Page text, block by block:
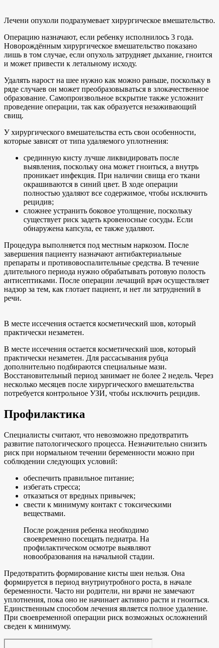
Лечени опухоли подразумевает хирургическое вмешательство.
Операцию назначают, если ребенку исполнилось 3 года.
Новорождённым хирургическое вмешательство показано
лишь в том случае, если опухоль затрудняет дыхание, гноится
и может привести к летальному исходу.
Удалять нарост на шее нужно как можно раньше, поскольку в
ряде случаев он может преобразовываться в злокачественное
образование. Самопроизвольное вскрытие также усложнит
проведение операции, так как образуется незаживающий
свищ.
У хирургического вмешательства есть свои особенности,
которые зависят от типа удаляемого уплотнения:
срединную кисту лучше ликвидировать после
выявления, поскольку она может гноиться, а внутрь
проникает инфекция. При наличии свища его ткани
окрашиваются в синий цвет. В ходе операции
полностью удаляют все содержимое, чтобы исключить
рецидив;
сложнее устранить боковое утолщение, поскольку
существует риск задеть кровеносные сосуды. Если
обнаружена капсула, ее также удаляют.
Процедура выполняется под местным наркозом. После
завершения пациенту назначают антибактериальные
препараты и противовоспалительные средства. В течение
длительного периода нужно обрабатывать ротовую полость
антисептиками. После операции лечащий врач осуществляет
надзор за тем, как глотает пациент, и нет ли затруднений в
речи.
В месте иссечения остается косметический шов, который
практически незаметен.
В месте иссечения остается косметический шов, который
практически незаметен. Для рассасывания рубца
дополнительно подбираются специальные мази.
Восстановительный период занимает не более 2 недель. Через
несколько месяцев после хирургического вмешательства
потребуется контрольное УЗИ, чтобы исключить рецидив.
Профилактика
Специалисты считают, что невозможно предотвратить
развитие патологического процесса. Незначительно снизить
риск при нормальном течении беременности можно при
соблюдении следующих условий:
обеспечить правильное питание;
избегать стресса;
отказаться от вредных привычек;
свести к минимуму контакт с токсическими
веществами.
После рождения ребенка необходимо
своевременно посещать педиатра. На
профилактическом осмотре выявляют
новообразования на начальной стадии.
Предотвратить формирование кисты шеи нельзя. Она
формируется в период внутриутробного роста, в начале
беременности. Часто ни родители, ни врачи не замечают
уплотнения, пока оно не начинает активно расти и гноиться.
Единственным способом лечения является полное удаление.
При своевременной операции риск возможных осложнений
сведен к минимуму.